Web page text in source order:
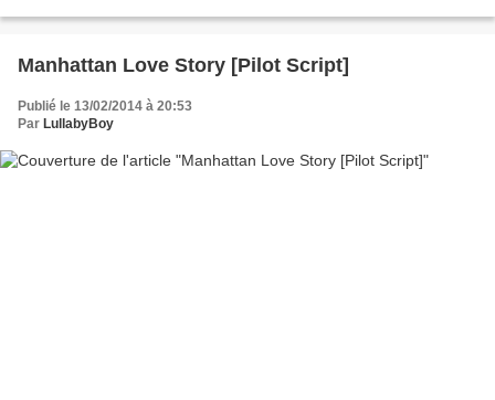
Manhattan Love Story [Pilot Script]
Publié le 13/02/2014 à 20:53
Par LullabyBoy